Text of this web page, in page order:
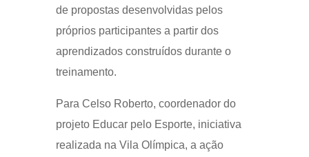
de propostas desenvolvidas pelos
próprios participantes a partir dos
aprendizados construídos durante o
treinamento.
Para Celso Roberto, coordenador do
projeto Educar pelo Esporte, iniciativa
realizada na Vila Olímpica, a ação